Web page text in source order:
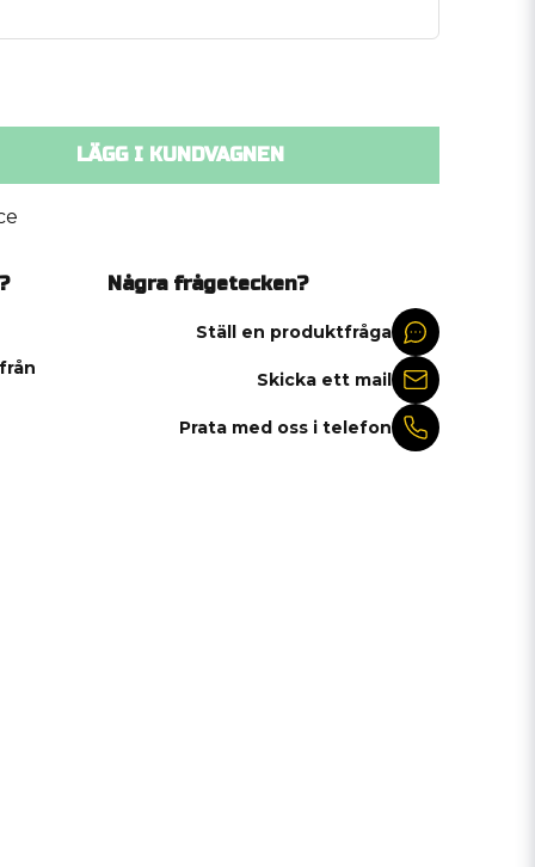
LÄGG I KUNDVAGNEN
Några frågetecken?
Ställ en produktfråga
Skicka ett mail
Prata med oss i telefon